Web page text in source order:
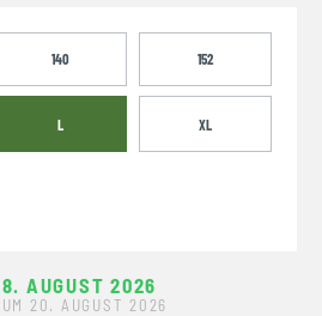
140 152
L XL
AUGUST 2026
20. AUGUST 2026